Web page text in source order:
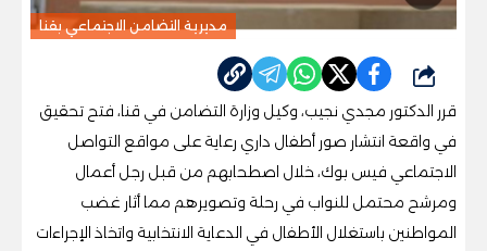
مديرية التضامن الاجتماعي بقنا
شارك
قرر الدكتور مجدي نجيب، وكيل وزارة التضامن في قنا، فتح تحقيق
في واقعة انتشار صور أطفال داري رعاية على مواقع التواصل
الاجتماعي فيس بوك، خلال اصطحابهم من قبل رجل أعمال
ومرشح محتمل للنواب في رحلة وتصويرهم مما أثار غضب
المواطنين باستغلال الأطفال في الدعاية الانتخابية واتخاذ الإجراءات